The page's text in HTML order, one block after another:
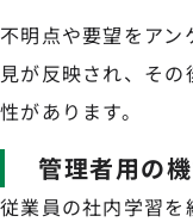
不明点や要望をアン
見が反映され、そ
性があります。
管理者用の
従業員の社内学習を